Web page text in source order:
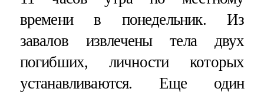
времени в понедельник. Из
завалов извлечены тела двух
погибших, личности которых
устанавливаются. Еще один